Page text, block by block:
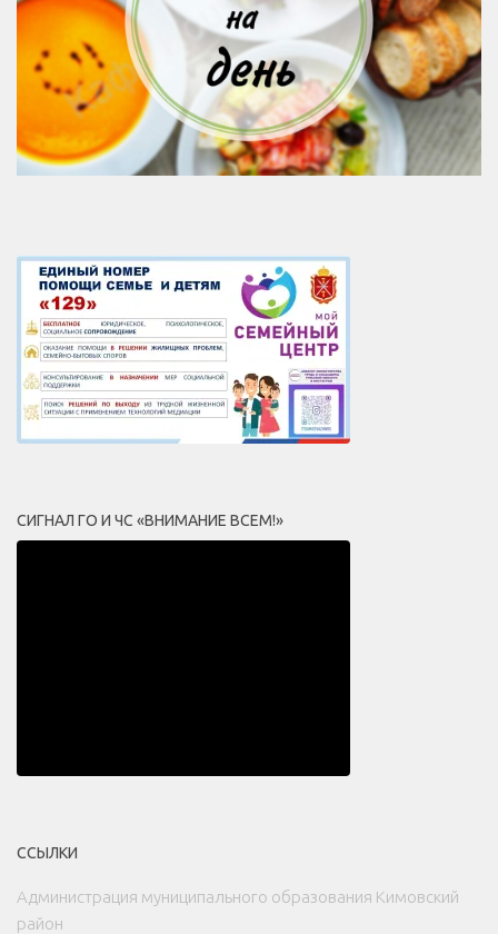
СИГНАЛ ГО И ЧС «ВНИМАНИЕ ВСЕМ!»
ССЫЛКИ
Администрация муниципального образования Кимовский
район